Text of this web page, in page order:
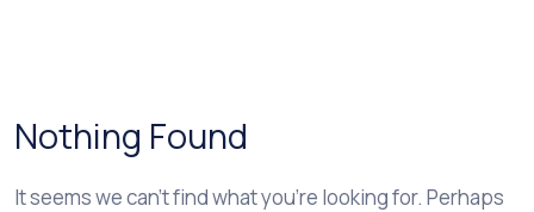
Nothing Found
It seems we can’t find what you’re looking for. Perhaps